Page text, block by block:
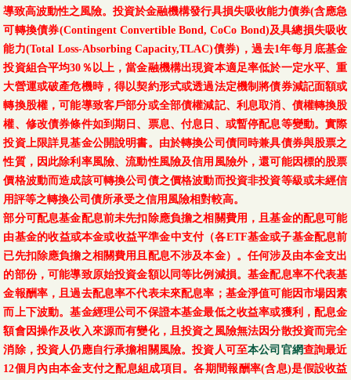
導致高波動性之風險。投資於金融機構發行具損失吸收能力債券(含應急
可轉換債券(Contingent Convertible Bond, CoCo Bond)及具總損失吸收
能力(Total Loss-Absorbing Capacity,TLAC)債券)，過去1年每月底基金
投資組合平均30％以上，當金融機構出現資本適足率低於一定水平、重
大營運或破產危機時，得以契約形式或透過法定機制將債券減記面額或
轉換股權，可能導致客戶部分或全部債權減記、利息取消、債權轉換股
權、修改債券條件如到期日、票息、付息日、或暫停配息等變動。實際
投資上限詳見基金公開說明書。由於轉換公司債同時兼具債券與股票之
性質，因此除利率風險、流動性風險及信用風險外，還可能因標的股票
價格波動而造成該可轉換公司債之價格波動而投資非投資等級或未經信
用評等之轉換公司債所承受之信用風險相對較高。
部分可配息基金配息前未先扣除應負擔之相關費用，且基金的配息可能
由基金的收益或本金或收益平準金中支付（各ETF基金或子基金配息前
已先扣除應負擔之相關費用且配息不涉及本金）。任何涉及由本金支出
的部份，可能導致原始投資金額以同等比例減損。基金配息率不代表基
金報酬率，且過去配息率不代表未來配息率；基金淨值可能因市場因素
而上下波動。基金經理公司不保證本基金最低之收益率或獲利，配息金
額會因操作及收入來源而有變化，且投資之風險無法因分散投資而完全
消除，投資人仍應自行承擔相關風險。投資人可至本公司官網查詢最近
12個月內由本金支付之配息組成項目。各期間報酬率(含息)是假設收益